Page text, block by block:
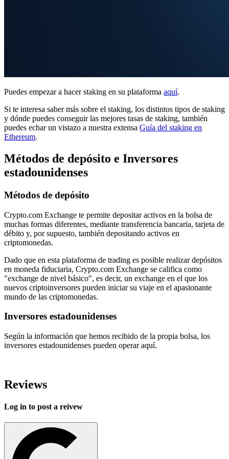
Puedes empezar a hacer staking en su plataforma aquí.
Si te interesa saber más sobre el staking, los distintos tipos de staking
y dónde puedes conseguir las mejores tasas de staking, también
puedes echar un vistazo a nuestra extensa Guía del staking en
Ethereum.
Métodos de depósito e Inversores
estadounidenses
Métodos de depósito
Crypto.com Exchange te permite depositar activos en la bolsa de
muchas formas diferentes, mediante transferencia bancaria, tarjeta de
débito y, por supuesto, también depositando activos en
criptomonedas.
Dado que en esta plataforma de trading es posible realizar depósitos
en moneda fiduciaria, Crypto.com Exchange se califica como
"exchange de nivel básico", es decir, un exchange en el que los
nuevos criptoinversores pueden iniciar su viaje en el apasionante
mundo de las criptomonedas.
Inversores estadounidenses
Según la información que hemos recibido de la propia bolsa, los
inversores estadounidenses pueden operar aquí.
Reviews
Log in to post a reivew